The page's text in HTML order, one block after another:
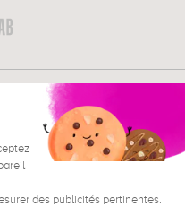
FR
des publicités pertinentes.